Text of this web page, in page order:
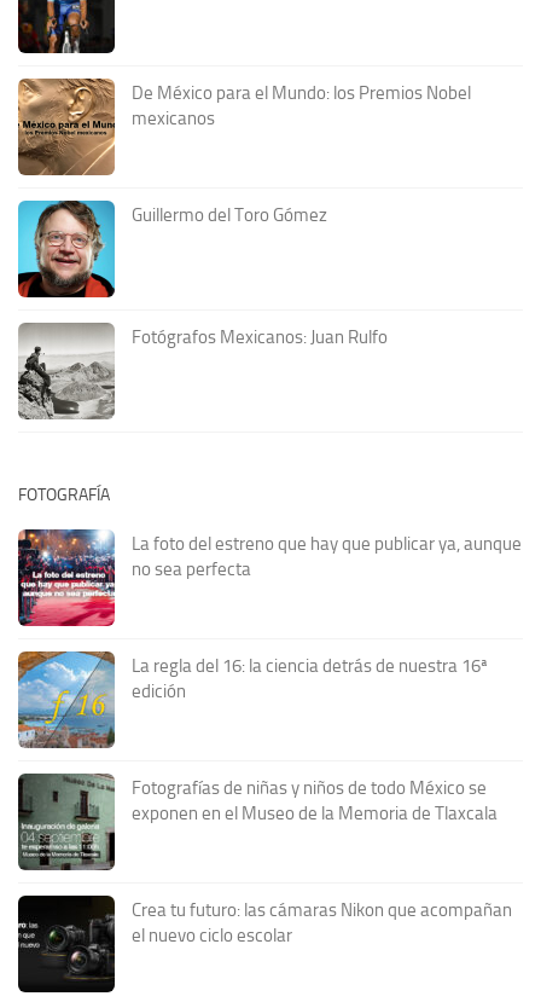
De México para el Mundo: los Premios Nobel
mexicanos
Guillermo del Toro Gómez
Fotógrafos Mexicanos: Juan Rulfo
FOTOGRAFÍA
La foto del estreno que hay que publicar ya, aunque
no sea perfecta
La regla del 16: la ciencia detrás de nuestra 16ª
edición
Fotografías de niñas y niños de todo México se
exponen en el Museo de la Memoria de Tlaxcala
Crea tu futuro: las cámaras Nikon que acompañan
el nuevo ciclo escolar